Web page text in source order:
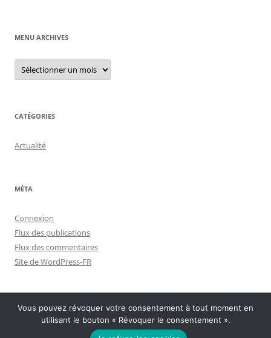
MENU ARCHIVES
Menu
archives
CATÉGORIES
Actualité
MÉTA
Connexion
Flux des publications
Flux des commentaires
Site de WordPress-FR
Politique de confidentialité Fièrement propulsé par WordPress
Vous pouvez révoquer votre consentement à tout moment en
utilisant le bouton « Révoquer le consentement ».